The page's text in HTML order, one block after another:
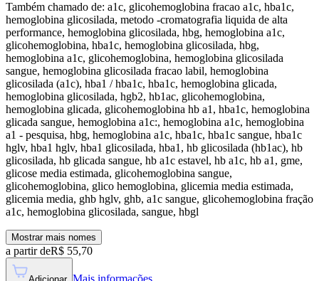
Também chamado de: a1c, glicohemoglobina fracao a1c, hba1c,
hemoglobina glicosilada, metodo -cromatografia liquida de alta
performance, hemoglobina glicosilada, hbg, hemoglobina a1c,
glicohemoglobina, hba1c, hemoglobina glicosilada, hbg,
hemoglobina a1c, glicohemoglobina, hemoglobina glicosilada
sangue, hemoglobina glicosilada fracao labil, hemoglobina
glicosilada (a1c), hba1 / hba1c, hba1c, hemoglobina glicada,
hemoglobina glicosilada, hgb2, hb1ac, glicohemoglobina,
hemoglobina glicada, glicohemoglobina hb a1, hba1c, hemoglobina
glicada sangue, hemoglobina a1c:, hemoglobina a1c, hemoglobina
a1 - pesquisa, hbg, hemoglobina a1c, hba1c, hba1c sangue, hba1c
hglv, hba1 hglv, hba1 glicosilada, hba1, hb glicosilada (hb1ac), hb
glicosilada, hb glicada sangue, hb a1c estavel, hb a1c, hb a1, gme,
glicose media estimada, glicohemoglobina sangue,
glicohemoglobina, glico hemoglobina, glicemia media estimada,
glicemia media, ghb hglv, ghb, a1c sangue, glicohemoglobina fração
a1c, hemoglobina glicosilada, sangue, hbgl
Mostrar mais nomes
a partir deR$ 55,70